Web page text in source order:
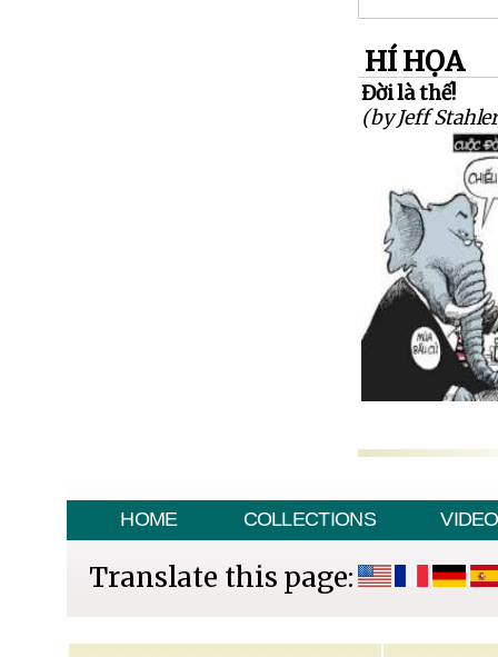
HÍ HỌA
Đời là thế!
(by Jeff
HOME COLLECTIONS VIDEO
Translate this page: